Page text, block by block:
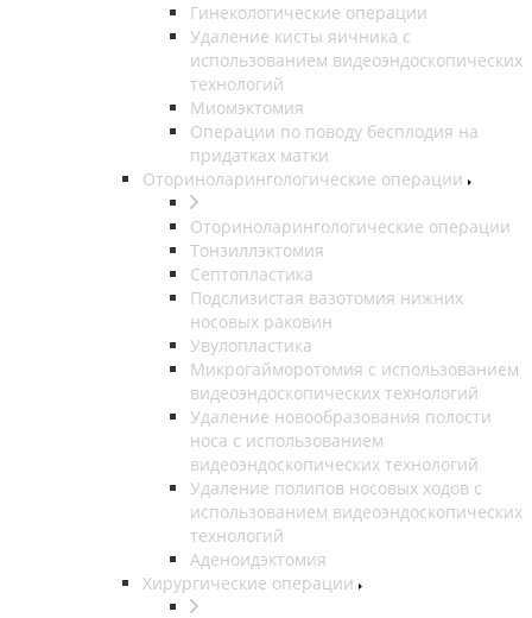
Гинекологические операции
Удаление кисты яичника с
использованием видеоэндоскопических
технологий
Миомэктомия
Операции по поводу бесплодия на
придатках матки
Оториноларингологические операции
Оториноларингологические операции
Тонзиллэктомия
Септопластика
Подслизистая вазотомия нижних
носовых раковин
Увулопластика
Микрогайморотомия с использованием
видеоэндоскопических технологий
Удаление новообразования полости
носа с использованием
видеоэндоскопических технологий
Удаление полипов носовых ходов с
использованием видеоэндоскопических
технологий
Аденоидэктомия
Хирургические операции